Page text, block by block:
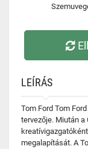
LEÍRÁS
Tom Ford Tom
tervezője. Miután a
megalapítását. A